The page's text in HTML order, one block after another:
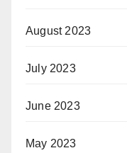
August 2023
July 2023
June 2023
May 2023